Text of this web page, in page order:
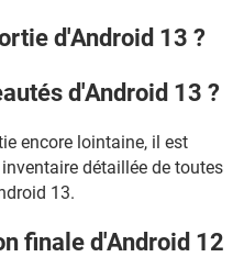
d'Android 13 ?
d'Android 13 ?
encore lointaine, il est
détaillée de toutes
13.
finale d'Android 12